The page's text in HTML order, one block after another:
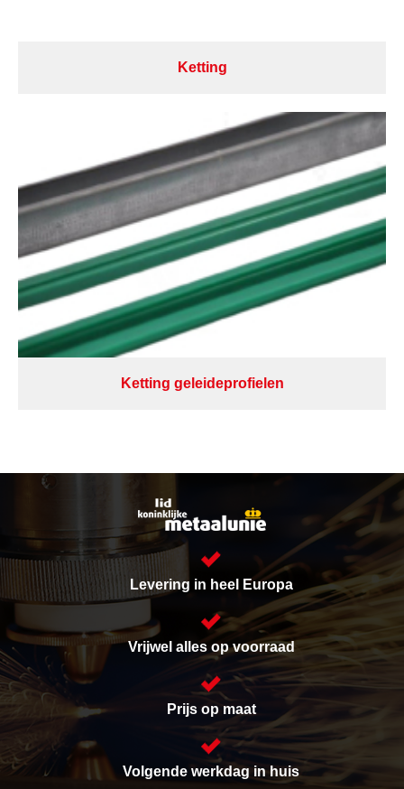
Ketting
Ketting geleideprofielen
Levering in heel Europa
Vrijwel alles op voorraad
Prijs op maat
Volgende werkdag in huis